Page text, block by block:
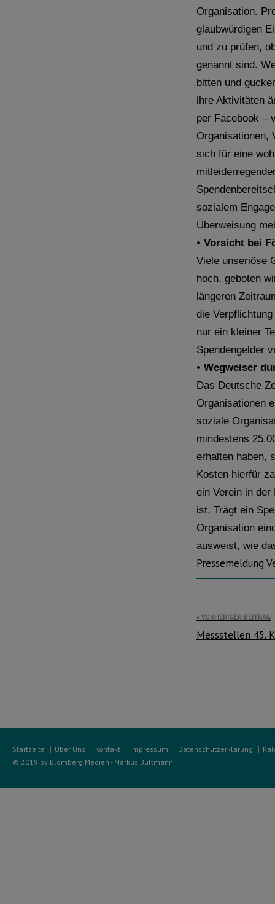
Organisation.
glaubwürdigen
und zu prüfen,
genannt sind.
bitten und
ihre Aktivitäten
per Facebook –
Organisationen,
sich für eine
sozialem
Überweisung
• Vorsicht bei
Viele unseriöse
hoch, geboten
längeren
die
nur ein kleiner
Spendengelder
• Wegweiser
Das Deutsche
Organisationen
soziale
mindestens
erhalten haben,
Kosten hierfür
ein Verein in
ist. Trägt ein
Organisation
ausweist, wie
Pressemeldung
VORHERIGER BEITRAG
Messstellen 45.
Startseite Über Uns Kontakt Impressum Datenschutzerklärung
© 2019 by Blomberg Medien - Markus Bültmann